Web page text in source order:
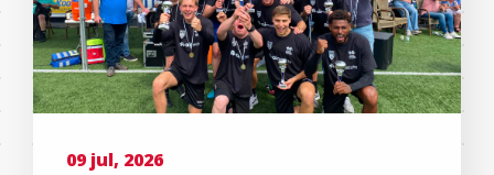
09 jul, 2026